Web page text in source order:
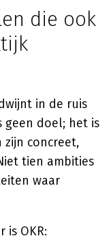
die ook
in de ruis
geen doel; het is
zijn concreet,
tien ambities
waar
OKR: